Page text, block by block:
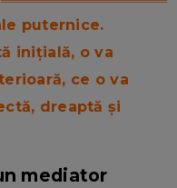
puternice.
inițială, o va
ce o va
dreaptă și
mediator